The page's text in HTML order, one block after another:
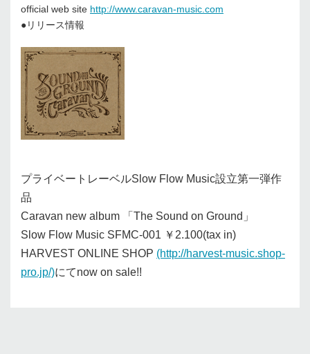
official web site http://www.caravan-music.com
●リリース情報
プライベートレーベルSlow Flow Music設立第一弾作
品
Caravan new album 「The Sound on Ground」
Slow Flow Music SFMC-001 ￥2.100(tax in)
HARVEST ONLINE SHOP (http://harvest-music.shop-
pro.jp/)にてnow on sale!!